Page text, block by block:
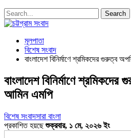
মূলপাতা
বিশেষ সংবাদ
বাংলাদেশ বিনির্মাণে শ্রমিকদের গুরুত্ব
বাংলাদেশ বিনির্মাণে
আমিন এমপি
বিশেষ সংবাদসারা বাংলা
প্রকাশিত হয়ছেশুক্রবার, ১ মে, ২০২৬ ইং